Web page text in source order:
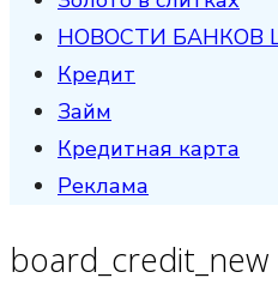
НОВОСТИ БАНКОВ
Кредит
Займ
Кредитная карта
Реклама
board_credit_new